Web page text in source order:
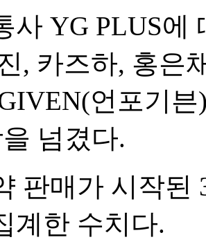
사 YG PLUS에
, 카즈하, 홍은
언포기
넘겼다.
판매가 시작된
계한 수치다.